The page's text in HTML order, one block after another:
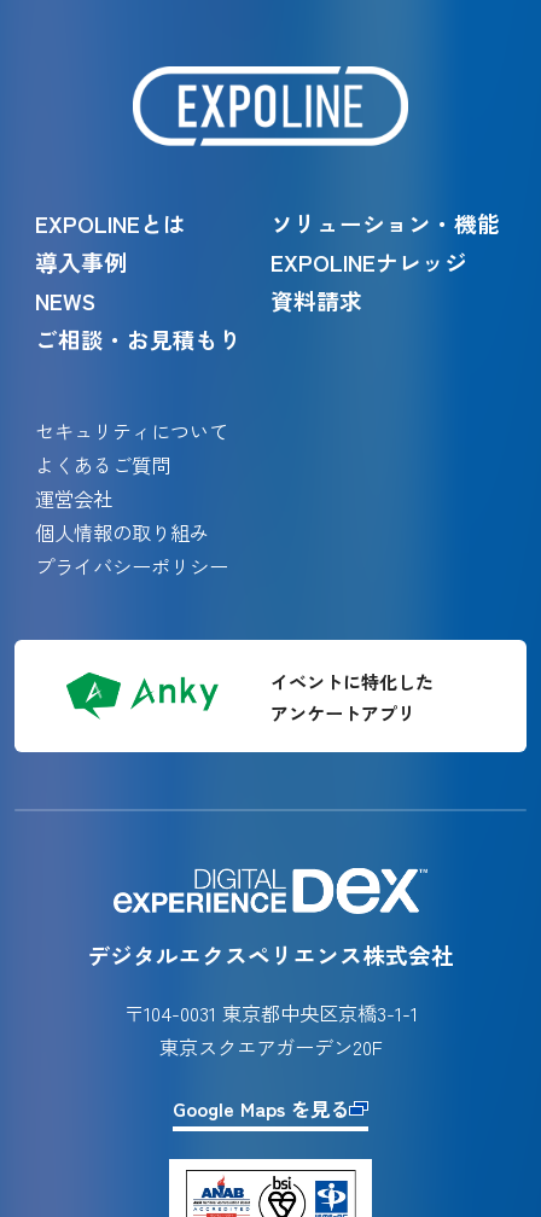
EXPOLINEとは
ソリューション・機能
導入事例
EXPOLINEナレッジ
NEWS
資料請求
ご相談・お見積もり
セキュリティについて
よくあるご質問
運営会社
個人情報の取り組み
プライバシーポリシー
イベントに特化した
アンケートアプリ
デジタルエクスペリエンス株式会社
〒104-0031 東京都中央区京橋3-1-1
東京スクエアガーデン20F
Google Maps を見る